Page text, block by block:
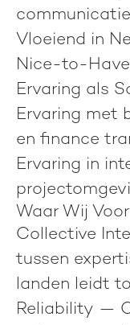
Vloeiend in
Nice-to-
Ervaring als
Ervaring met
en finance
Ervaring in
Waar Wij
Collective
tussen
landen leidt
Reliability —